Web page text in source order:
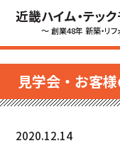
近畿ハイム・テッ
～ 創業48年 新築・リ
見学会・お客
2020.12.14